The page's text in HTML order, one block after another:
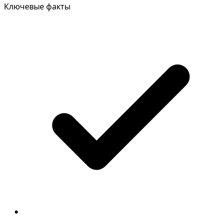
Ключевые факты